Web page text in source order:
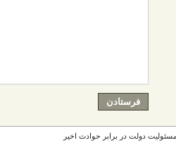
مسئولیت دولت در برابر حوادث اخیر